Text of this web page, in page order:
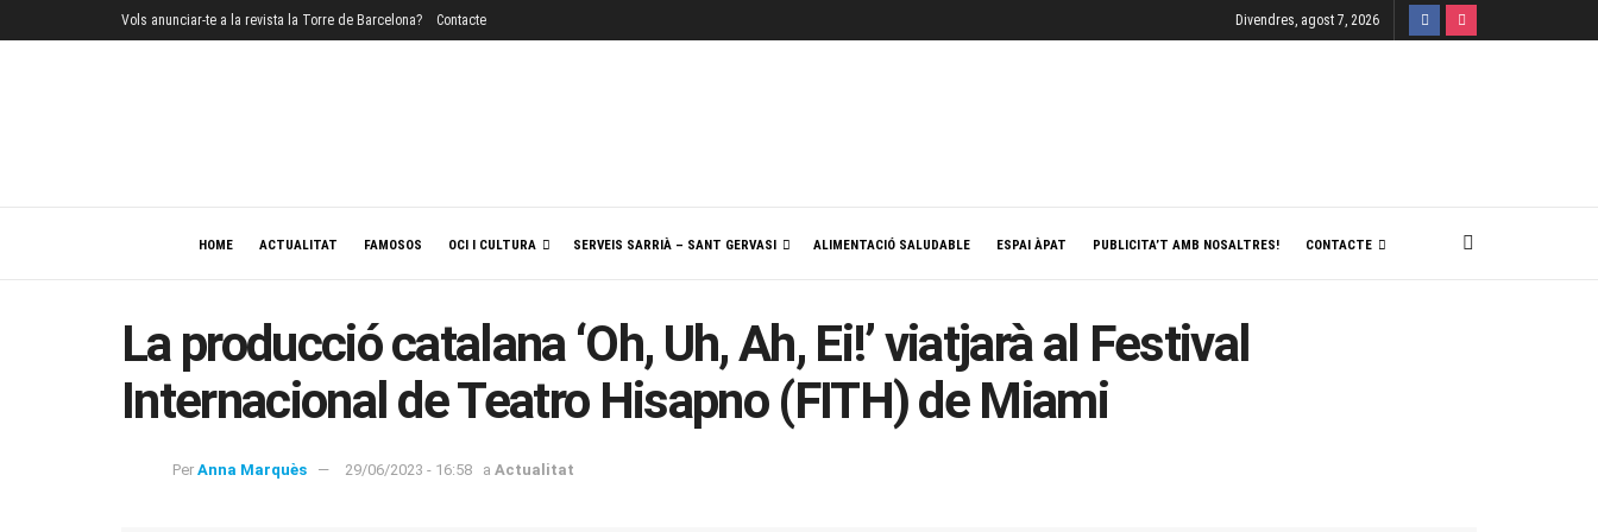
Vols anunciar-te a la revista la Torre de Barcelona? Contacte Divendres, agost 7, 2026
HOME ACTUALITAT FAMOSOS OCI I CULTURA SERVEIS SARRIÀ – SANT GERVASI ALIMENTACIÓ SALUDABLE ESPAI ÀPAT PUBLICITA’T AMB NOSALTRES! CONTACTE
La producció catalana ‘Oh, Uh, Ah, Ei!’ viatjarà al Festival
Internacional de Teatro Hisapno (FITH) de Miami
Per Anna Marquès 29/06/2023 - 16:58 a Actualitat